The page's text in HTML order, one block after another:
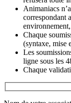
Animaniacs
correspondant
Chaque
(syntaxe, mise
Les
ligne sous les
Chaque